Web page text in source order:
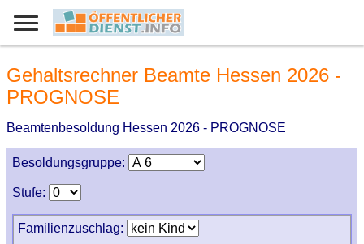
Gehaltsrechner Beamte Hessen 2026 -
PROGNOSE
Beamtenbesoldung Hessen 2026 - PROGNOSE
Besoldungsgruppe:
Stufe:
Familienzuschlag: